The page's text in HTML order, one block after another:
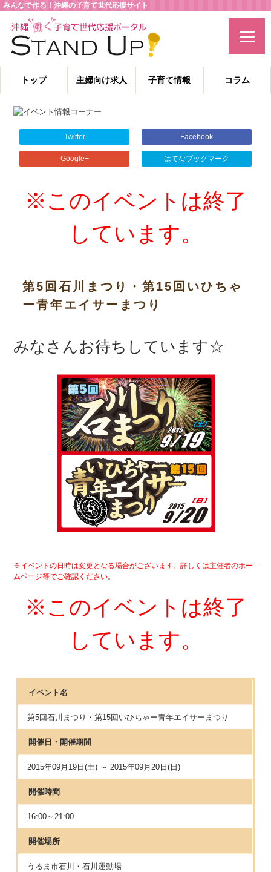
みんなで作る！沖縄の子育て世代応援サイト
主婦特化型の求人情報と、子育てや教育に役立つコラムを発信。
沖縄の子育て世代、働くママを応援します！
トップ 主婦向け求人 子育て情報 コラム
Twitter Facebook
Google+ はてなブックマーク
※このイベントは終了
しています。
第5回石川まつり・第15回いひちゃ
ー青年エイサーまつり
みなさんお待ちしています☆
※イベントの日時は変更となる場合がございます。詳しくは主催者のホー
ムページ等でご確認ください。
※このイベントは終了
しています。
イベント名
第5回石川まつり・第15回いひちゃー青年エイサーまつり
開催日・開催期間
2015年09月19日(土) ～ 2015年09月20日(日)
開催時間
16:00～21:00
開催場所
うるま市石川・石川運動場